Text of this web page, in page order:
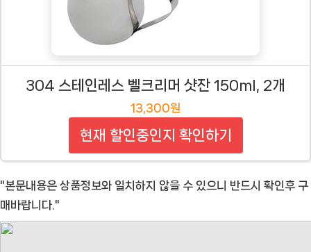
304 스테인레스 벨크리머 샷잔 150ml, 2개
13,300원
현재 할인중인지 확인하기
"본문내용은 상품정보와 일치하지 않을 수 있으니 반드시 확인후 구
매바랍니다."